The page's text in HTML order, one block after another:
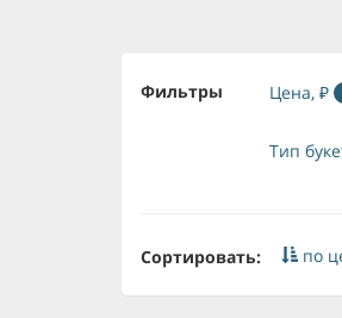
Фильтры Цена, ₽
Тип
Сортировать: по